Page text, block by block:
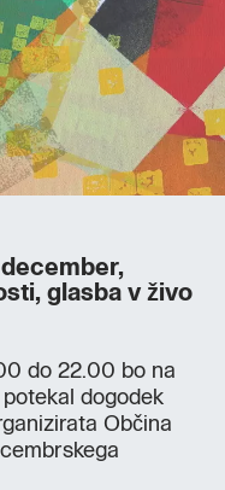
glasba v živo
do 22.00 bo na
dogodek
Občina